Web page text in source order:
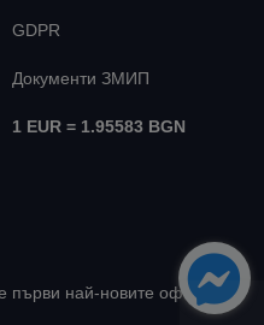
GDPR
Документи ЗМИП
1 EUR = 1.95583 BGN
първи най-новите оферти